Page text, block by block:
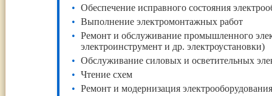
Обеспечение исправного состояния
Выполнение электромонтажных работ
Ремонт и обслуживание промышленного
электроинструмент и др. электроустановки)
Обслуживание силовых и осветительных
Чтение схем
Ремонт и модернизация электрооборудования